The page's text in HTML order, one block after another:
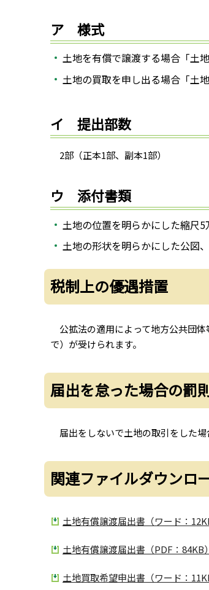
ア 様式
土地を有償で譲渡する場合「土
土地の買取を申し出る場合「土
イ 提出部数
2部（正本1部、副本1部）
ウ 添付書類
土地の位置を明らかにした縮尺
土地の形状を明らかにした公図
税制上の優遇措置
公拡法の適用によって地方公共団
で）が受けられます。
届出を怠った場合の罰
届出をしないで土地の取引をした場
関連ファイルダウンロ
土地有償譲渡届出書（ワード：
土地有償譲渡届出書（PDF：84KB）
土地買取希望申出書（ワード：